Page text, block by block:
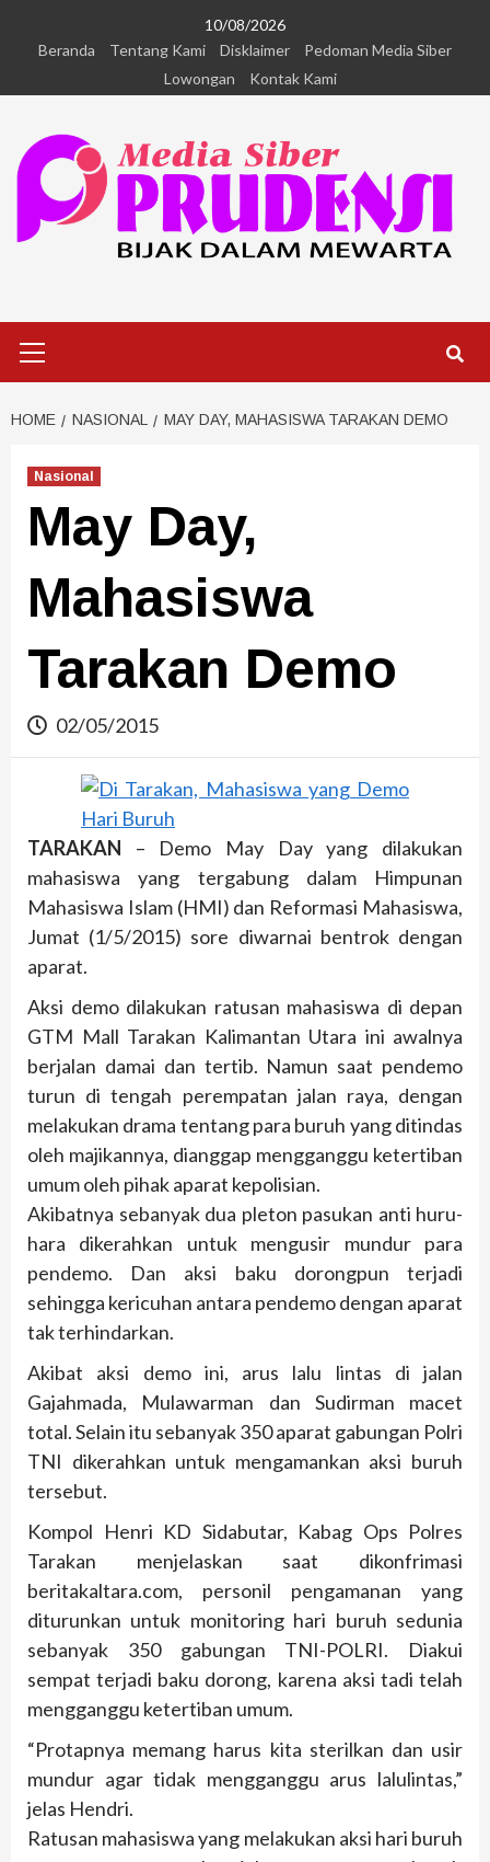
10/08/2026
Beranda
Tentang Kami Disklaimer
Pedoman Media Siber
Lowongan
Kontak Kami
HOME NASIONAL MAY DAY, MAHASISWA TARAKAN DEMO
Nasional
May Day,
Mahasiswa
Tarakan Demo
02/05/2015
TARAKAN – Demo May Day yang dilakukan
mahasiswa yang tergabung dalam Himpunan
Mahasiswa Islam (HMI) dan Reformasi Mahasiswa,
Jumat (1/5/2015) sore diwarnai bentrok dengan
aparat.
Aksi demo dilakukan ratusan mahasiswa di depan
GTM Mall Tarakan Kalimantan Utara ini awalnya
berjalan damai dan tertib. Namun saat pendemo
turun di tengah perempatan jalan raya, dengan
melakukan drama tentang para buruh yang ditindas
oleh majikannya, dianggap mengganggu ketertiban
umum oleh pihak aparat kepolisian.
Akibatnya sebanyak dua pleton pasukan anti huru-
hara dikerahkan untuk mengusir mundur para
pendemo. Dan aksi baku dorongpun terjadi
sehingga kericuhan antara pendemo dengan aparat
tak terhindarkan.
Akibat aksi demo ini, arus lalu lintas di jalan
Gajahmada, Mulawarman dan Sudirman macet
total. Selain itu sebanyak 350 aparat gabungan Polri
TNI dikerahkan untuk mengamankan aksi buruh
tersebut.
Kompol Henri KD Sidabutar, Kabag Ops Polres
Tarakan menjelaskan saat dikonfrimasi
beritakaltara.com, personil pengamanan yang
diturunkan untuk monitoring hari buruh sedunia
sebanyak 350 gabungan TNI-POLRI. Diakui
sempat terjadi baku dorong, karena aksi tadi telah
mengganggu ketertiban umum.
“Protapnya memang harus kita sterilkan dan usir
mundur agar tidak mengganggu arus lalulintas,”
jelas Hendri.
Ratusan mahasiswa yang melakukan aksi hari buruh